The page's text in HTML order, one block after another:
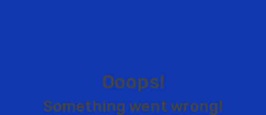
Ooops!
Something went wrong!